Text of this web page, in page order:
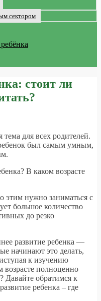
сектором
стоит ли
для всех родителей.
был самым умным,
В каком возрасте
этим нужно заниматься с
большое количество
до резко
развитие ребенка —
начинают это делать,
к изучению
возрасте полноценно
обратимся к
ребенка – где